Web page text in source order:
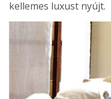
kellemes luxust nyújt.